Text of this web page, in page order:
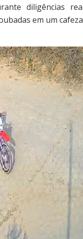
diligências
em um